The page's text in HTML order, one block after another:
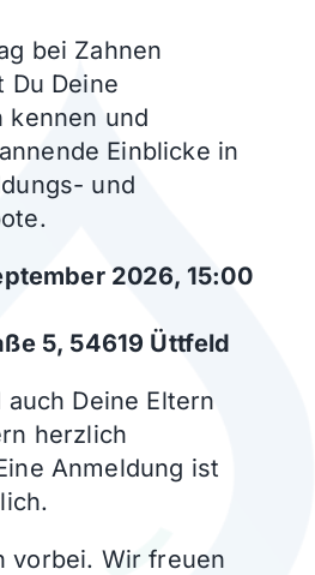
bei Zahnen
Du Deine
kennen und
Einblicke in
und
2026, 15:00
5, 54619 Üttfeld
Deine Eltern
herzlich
Anmeldung ist
vorbei. Wir freuen